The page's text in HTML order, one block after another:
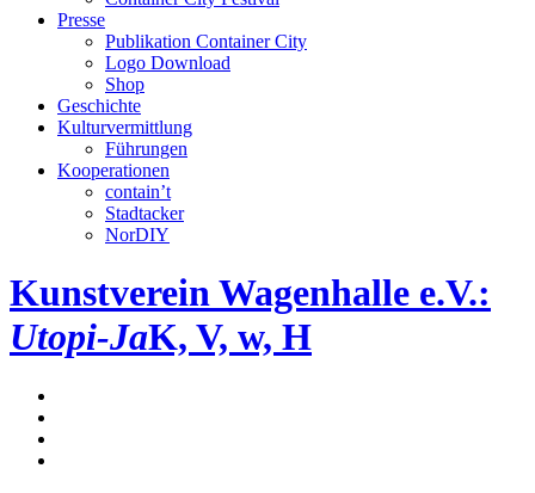
Presse
Publikation Container City
Logo Download
Shop
Geschichte
Kulturvermittlung
Führungen
Kooperationen
contain’t
Stadtacker
NorDIY
Kunstverein Wagenhalle e.V.:
Utopi-JaK, V, w, H